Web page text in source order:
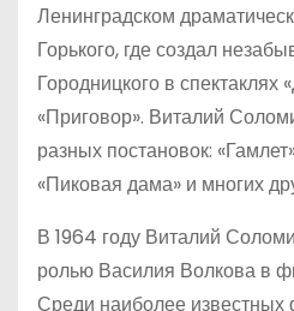
Ленинградском
Горького, где создал
Городницкого в спектаклях
«Приговор». Виталий
разных постановок:
«Пиковая дама» и многих
В 1964 году Виталий
ролью Василия Волкова в
Среди наиболее известных